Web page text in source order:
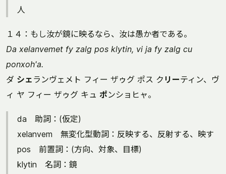
人
１４：もし汝が鏡に映るなら、汝は愚か者である。
Da xelanvemet fy zalg pos klytin, vi ja fy zalg cu
ponxoh'a.
ダ シェ ランヴェメト フィー ザゥグ ポス ク リーティン、ヴ
ィ ヤ フィー ザゥグ キュ ポンショヒャ。
da 助詞：(仮定)
xelanvem 無変化型動詞：反映する、反射する、映す
pos 前置詞：(方向、対象、目標)
klytin 名詞：鏡